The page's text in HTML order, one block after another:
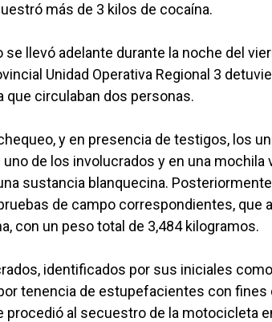
más de 3 kilos de cocaína.
se llevó adelante durante la noche del
Unidad Operativa Regional 3
que circulaban dos personas.
y en presencia de testigos, los
uno de los involucrados y en una mochila
sustancia blanquecina.
de campo correspondientes, que
con un peso total de 3,484 kilogramos.
identificados por sus iniciales como
tenencia de estupefacientes con fines
procedió al secuestro de la motocicleta